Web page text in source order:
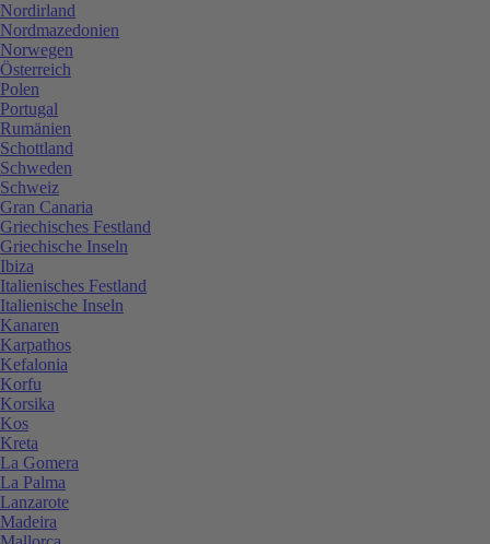
Nordirland
Nordmazedonien
Norwegen
Österreich
Polen
Portugal
Rumänien
Schottland
Schweden
Schweiz
Gran Canaria
Griechisches Festland
Griechische Inseln
Ibiza
Italienisches Festland
Italienische Inseln
Kanaren
Karpathos
Kefalonia
Korfu
Korsika
Kos
Kreta
La Gomera
La Palma
Lanzarote
Madeira